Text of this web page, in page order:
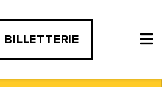
BILLETTERIE